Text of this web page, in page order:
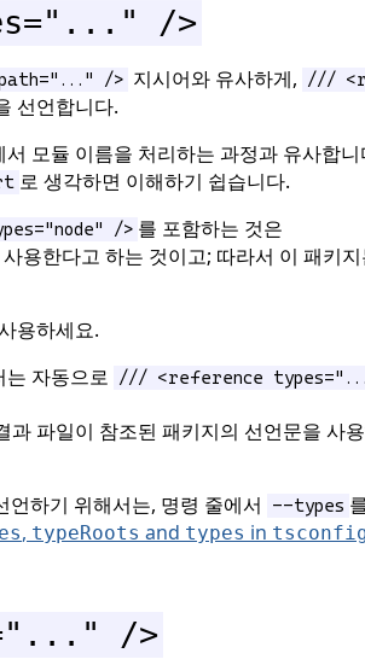
/>
/> 지시어와 유사하게,
///
선언합니다.
서 모듈 이름을 처리하는 과정과 유사합
로 생각하면 이해하기 쉽습니다.
/> 를 포함하는 것은
용한다고 하는 것이고; 따라서 이 패키
용하세요.
는 자동으로
/// <reference
과 파일이 참조된 패키지의 선언문을 사
언하기 위해서는, 명령 줄에서 --types
, typeRoots and types in
/>